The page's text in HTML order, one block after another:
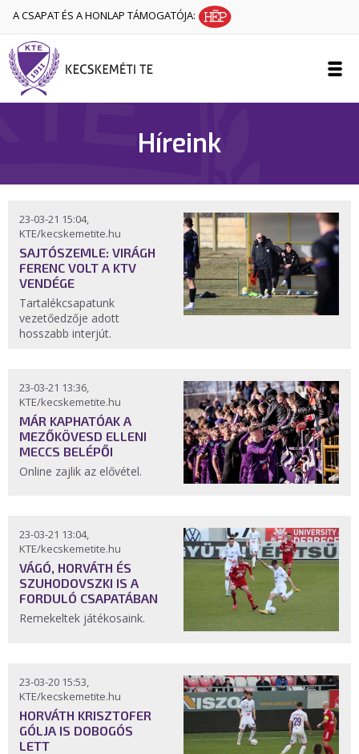
A CSAPAT ÉS A HONLAP TÁMOGATÓJA:
Híreink
23-03-21 15:04,
KTE/kecskemetite.hu
SAJTÓSZEMLE: VIRÁGH
FERENC VOLT A KTV
VENDÉGE
Tartalékcsapatunk
vezetőedzője adott
hosszabb interjút.
23-03-21 13:36,
KTE/kecskemetite.hu
MÁR KAPHATÓAK A
MEZŐKÖVESD ELLENI
MECCS BELÉPŐI
Online zajlik az elővétel.
23-03-21 13:04,
KTE/kecskemetite.hu
VÁGÓ, HORVÁTH ÉS
SZUHODOVSZKI IS A
FORDULÓ CSAPATÁBAN
Remekeltek játékosaink.
23-03-20 15:53,
KTE/kecskemetite.hu
HORVÁTH KRISZTOFER
GÓLJA IS DOBOGÓS
LETT